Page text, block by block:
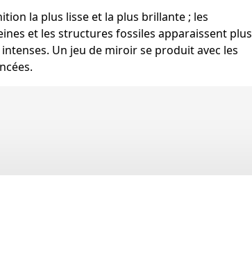
la plus lisse et la plus brillante ; les
et les structures fossiles apparaissent plus
Un jeu de miroir se produit avec les